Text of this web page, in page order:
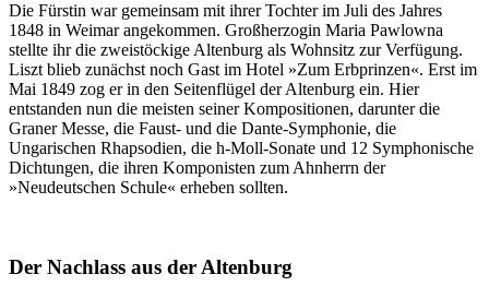
Die Fürstin war gemeinsam mit ihrer Tochter im Juli des Jahres
1848 in Weimar angekommen. Großherzogin Maria Pawlowna
stellte ihr die zweistöckige Altenburg als Wohnsitz zur Verfügung.
Liszt blieb zunächst noch Gast im Hotel »Zum Erbprinzen«. Erst im
Mai 1849 zog er in den Seitenflügel der Altenburg ein. Hier
entstanden nun die meisten seiner Kompositionen, darunter die
Graner Messe, die Faust- und die Dante-Symphonie, die
Ungarischen Rhapsodien, die h-Moll-Sonate und 12 Symphonische
Dichtungen, die ihren Komponisten zum Ahnherrn der
»Neudeutschen Schule« erheben sollten.
Der Nachlass aus der Altenburg